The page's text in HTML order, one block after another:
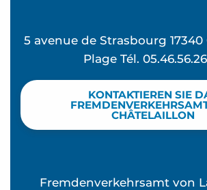
5 avenue de Strasbourg
Plage Tél.
KONTAKTIEREN SIE
CHÂTELAILLON
Fremdenverkehrsamt von